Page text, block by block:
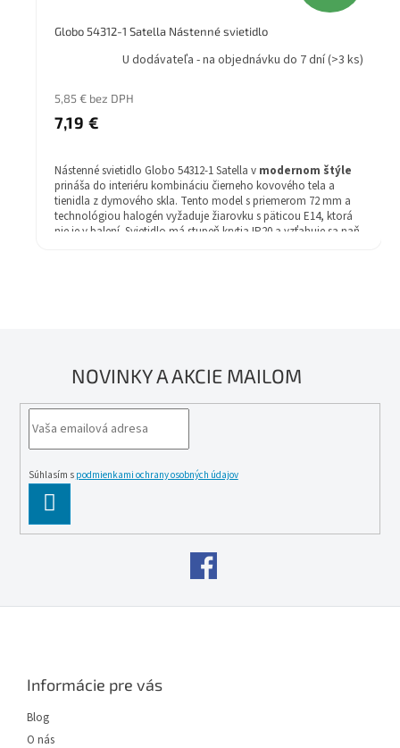
Globo 54312-1 Satella Nástenné svietidlo
U dodávateľa - na objednávku do 7 dní(>3 ks)
5,85 € bez DPH
7,19 €
Nástenné svietidlo Globo 54312-1 Satella v modernom štýle
prináša do interiéru kombináciu čierneho kovového tela a
tienidla z dymového skla. Tento model s priemerom 72 mm a
technológiou halogén vyžaduje žiarovku s päticou E14, ktorá
nie je v balení. Svietidlo má stupeň krytia IP20 a vzťahuje sa naň
NOVINKY A AKCIE MAILOM
Súhlasím s podmienkami ochrany osobných údajov
SE
Informácie pre vás
Blog
O nás